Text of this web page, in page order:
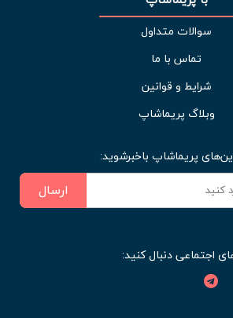
سوالات متداول
تماس با ما
شرایط و قوانین
وبلاگ پریماشاپ
پریماشاپ باخبرشوید:
ارسال
اجتماعی دنبال کنید: